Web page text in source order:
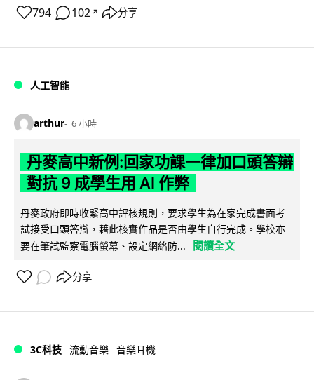
794 102 ↗ 分享
人工智能
arthur 6 小時
丹麥高中新例:回家功課一律加口頭答辯
對抗 9 成學生用 AI 作弊
丹麥政府即時收緊高中評核規則，要求學生為在家完成書面考
試接受口頭答辯，藉此核實作品是否由學生自行完成。學校亦
要在筆試監察電腦螢幕、設定網絡防...
閱讀全文
分享
3C科技 流動音樂 音樂耳機